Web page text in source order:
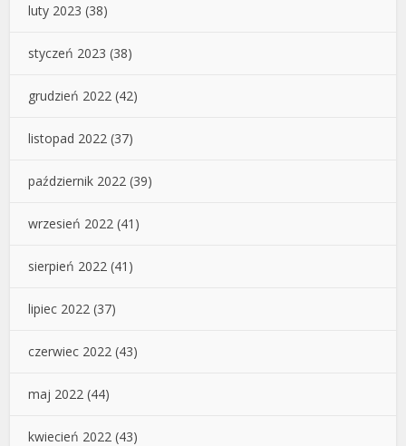
luty 2023 (38)
styczeń 2023 (38)
grudzień 2022 (42)
listopad 2022 (37)
październik 2022 (39)
wrzesień 2022 (41)
sierpień 2022 (41)
lipiec 2022 (37)
czerwiec 2022 (43)
maj 2022 (44)
kwiecień 2022 (43)